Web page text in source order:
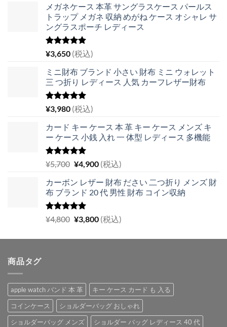
メガネケース 本革 サングラスケース パールス
トラップ メガネ 収納 めがね ケース オシャレ サ
ングラスポーチ レディース
5段階中
5.00
の評価
¥3,650 (税込)
ミニ財布 ブランド 小さい 財布 ミニ ウォレット
三 つ折り レディース 人気 カーフレザー財布
5段階中
5.00
の評価
¥3,980 (税込)
カード キー ケース 本 革 キー ケース メンズ キ
ー ケース 小銭 入れ 一 体型 レディース 多機能
5段階中
5.00
の評価
¥5,700 元
価
格
は
¥5,700
し
¥4,900現
の
価
は
で
(税込)
カーボン レザー 財布 ださい 二つ折り メンズ 財
布 ブランド 20 代 男性 財布 コイン収納
5段階中
5.00
の評価
¥4,800 元
価
で
し
た。
¥3,800現
の
¥3,800
で
す。
(税込)
商品タグ
apple watch バンド 本 革
キー ケース カード も 入る
コインケース
ショルダーバッグ おしゃれ
ショルダーバッグ メンズ
ショルダー バッグ レディース 40 代